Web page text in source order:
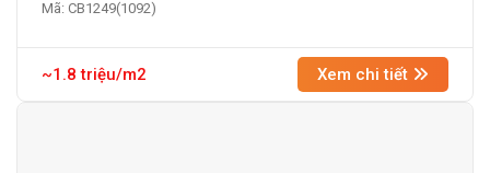
Mã: CB1249(1092)
~1.8 triệu/m2 Xem chi tiết